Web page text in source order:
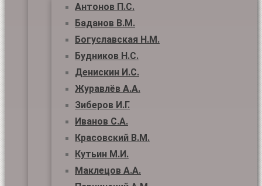
Антонов П.С.
Баданов В.М.
Богуславская Н.М.
Будников Н.С.
Денискин И.С.
Журавлёв А.А.
Зиберов И.Г.
Иванов С.А.
Красовский В.М.
Кутьин М.И.
Маклецов А.А.